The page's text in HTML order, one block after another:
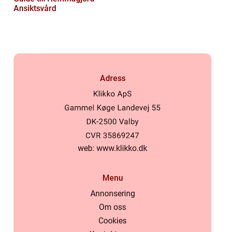
Ansiktsvård
Adress
web: www.klikko.dk
Menu
Annonsering
Om oss
Cookies